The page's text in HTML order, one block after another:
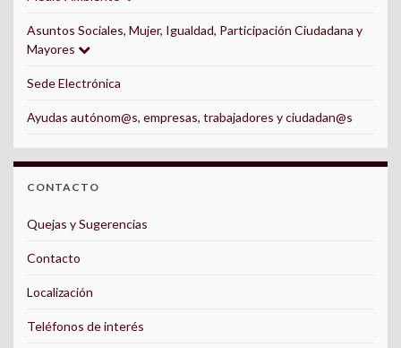
Asuntos Sociales, Mujer, Igualdad, Participación Ciudadana y
Mayores
Sede Electrónica
Ayudas autónom@s, empresas, trabajadores y ciudadan@s
CONTACTO
Quejas y Sugerencias
Contacto
Localización
Teléfonos de interés